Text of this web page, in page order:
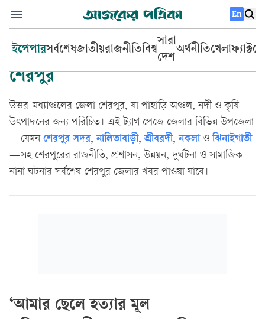
En
ইপেপারসর্বশেষজাতীয়রাজনীতিবিশ্ব
সারা
দেশ
অর্থনীতিখেলা
শেরপুর
উত্তর-মধ্যাঞ্চলের জেলা শেরপুর, যা পাহাড়ি অঞ্চল, নদী ও কৃষি
উৎপাদনের জন্য পরিচিত। এই ট্যাগ পেজে জেলার বিভিন্ন উপজেলা
—যেমন শেরপুর সদর,নালিতাবাড়ী,শ্রীবরদী,নকলাওঝিনাইগাতী
—সহ শেরপুরের রাজনীতি, প্রশাসন, উন্নয়ন, দুর্ঘটনা ও সামাজিক
নানা ঘটনার সর্বশেষ শেরপুর জেলার খবর পাওয়া যাবে।
‘আমার ছেলে হত্যার মূল